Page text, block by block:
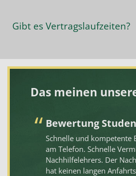
Gibt es Vertragslaufzeiten?
Das meinen
Bewertung
Schnelle und kompetente
am Telefon. Schnelle
Nachhilfelehrers. Der
hat keinen langen